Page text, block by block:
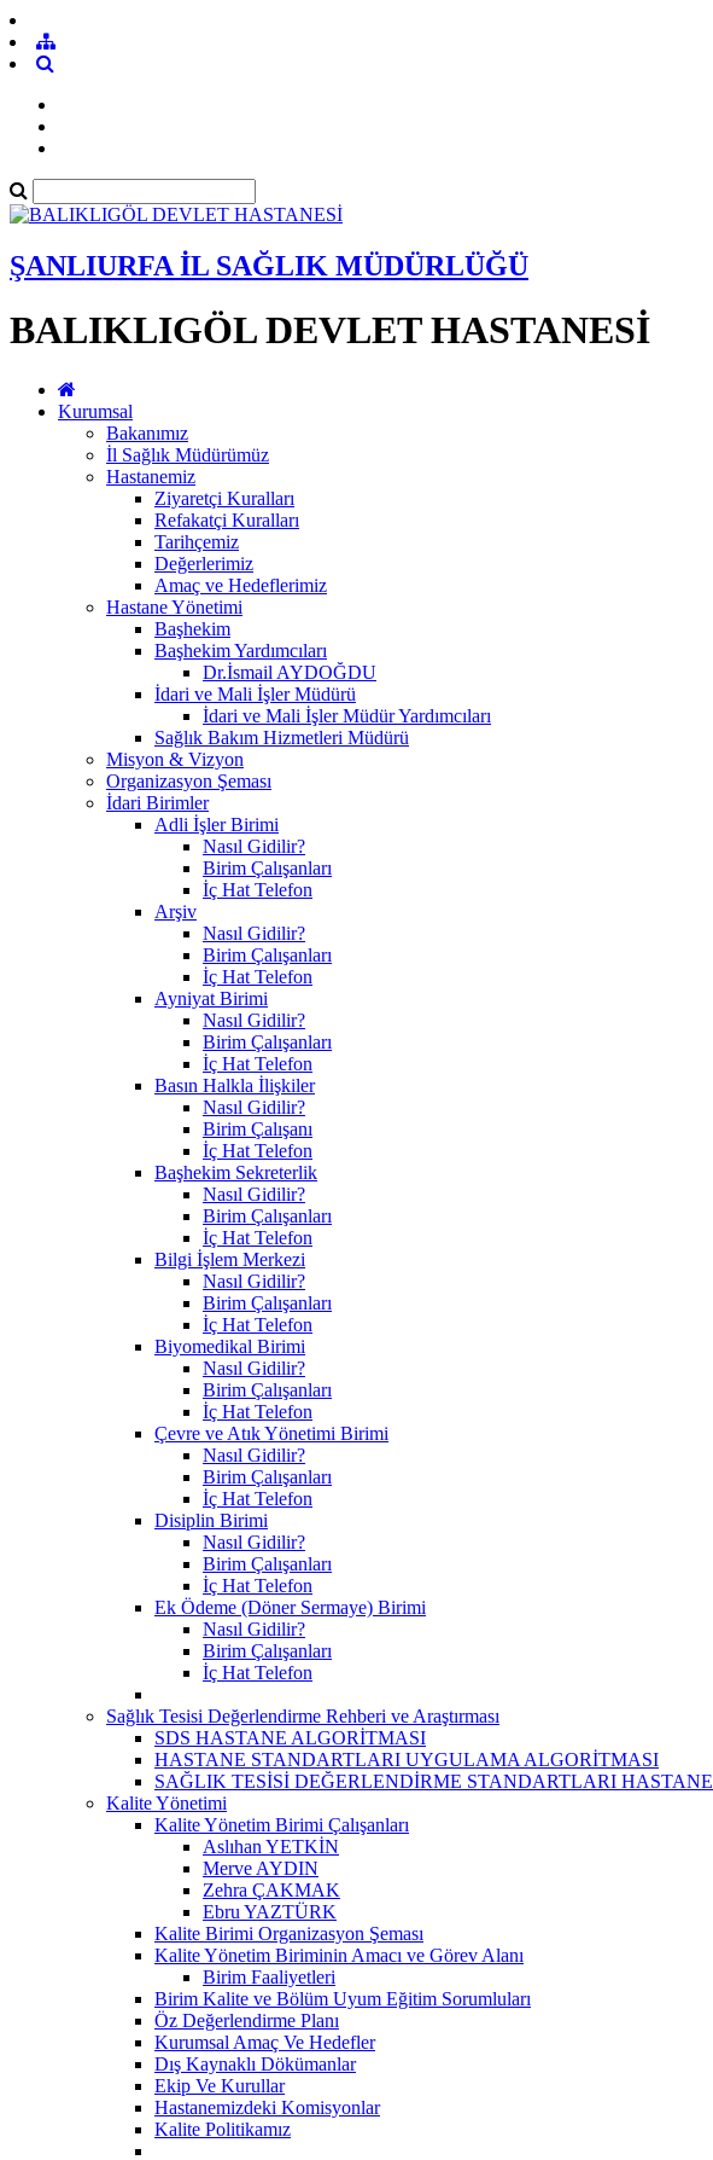
ŞANLIURFA İL SAĞLIK MÜDÜRLÜĞÜ
BALIKLIGÖL DEVLET HASTANESİ
Kurumsal
Bakanımız
İl Sağlık Müdürümüz
Hastanemiz
Ziyaretçi Kuralları
Refakatçi Kuralları
Tarihçemiz
Değerlerimiz
Amaç ve Hedeflerimiz
Hastane Yönetimi
Başhekim
Başhekim Yardımcıları
Dr.İsmail AYDOĞDU
İdari ve Mali İşler Müdürü
İdari ve Mali İşler Müdür Yardımcıları
Sağlık Bakım Hizmetleri Müdürü
Misyon & Vizyon
Organizasyon Şeması
İdari Birimler
Adli İşler Birimi
Nasıl Gidilir?
Birim Çalışanları
İç Hat Telefon
Arşiv
Nasıl Gidilir?
Birim Çalışanları
İç Hat Telefon
Ayniyat Birimi
Nasıl Gidilir?
Birim Çalışanları
İç Hat Telefon
Basın Halkla İlişkiler
Nasıl Gidilir?
Birim Çalışanı
İç Hat Telefon
Başhekim Sekreterlik
Nasıl Gidilir?
Birim Çalışanları
İç Hat Telefon
Bilgi İşlem Merkezi
Nasıl Gidilir?
Birim Çalışanları
İç Hat Telefon
Biyomedikal Birimi
Nasıl Gidilir?
Birim Çalışanları
İç Hat Telefon
Çevre ve Atık Yönetimi Birimi
Nasıl Gidilir?
Birim Çalışanları
İç Hat Telefon
Disiplin Birimi
Nasıl Gidilir?
Birim Çalışanları
İç Hat Telefon
Ek Ödeme (Döner Sermaye) Birimi
Nasıl Gidilir?
Birim Çalışanları
İç Hat Telefon
Sağlık Tesisi Değerlendirme Rehberi ve Araştırması
SDS HASTANE ALGORİTMASI
HASTANE STANDARTLARI UYGULAMA ALGORİTMASI
SAĞLIK TESİSİ DEĞERLENDİRME STANDARTLARI HASTANE
Kalite Yönetimi
Kalite Yönetim Birimi Çalışanları
Aslıhan YETKİN
Merve AYDIN
Zehra ÇAKMAK
Ebru YAZTÜRK
Kalite Birimi Organizasyon Şeması
Kalite Yönetim Biriminin Amacı ve Görev Alanı
Birim Faaliyetleri
Birim Kalite ve Bölüm Uyum Eğitim Sorumluları
Öz Değerlendirme Planı
Kurumsal Amaç Ve Hedefler
Dış Kaynaklı Dökümanlar
Ekip Ve Kurullar
Hastanemizdeki Komisyonlar
Kalite Politikamız